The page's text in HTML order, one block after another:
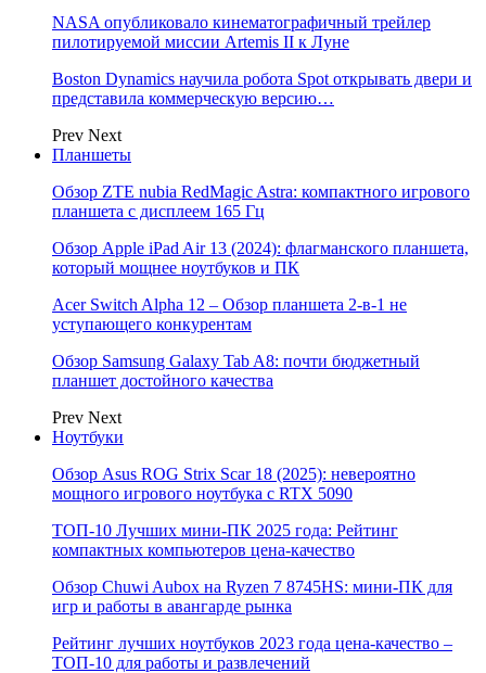
NASA опубликовало кинематографичный трейлер
пилотируемой миссии Artemis II к Луне
Boston Dynamics научила робота Spot открывать двери и
представила коммерческую версию…
Prev Next
Планшеты
Обзор ZTE nubia RedMagic Astra: компактного игрового
планшета с дисплеем 165 Гц
Обзор Apple iPad Air 13 (2024): флагманского планшета,
который мощнее ноутбуков и ПК
Acer Switch Alpha 12 – Обзор планшета 2-в-1 не
уступающего конкурентам
Обзор Samsung Galaxy Tab A8: почти бюджетный
планшет достойного качества
Prev Next
Ноутбуки
Обзор Asus ROG Strix Scar 18 (2025): невероятно
мощного игрового ноутбука с RTX 5090
ТОП-10 Лучших мини-ПК 2025 года: Рейтинг
компактных компьютеров цена-качество
Обзор Chuwi Aubox на Ryzen 7 8745HS: мини-ПК для
игр и работы в авангарде рынка
Рейтинг лучших ноутбуков 2023 года цена-качество –
ТОП-10 для работы и развлечений